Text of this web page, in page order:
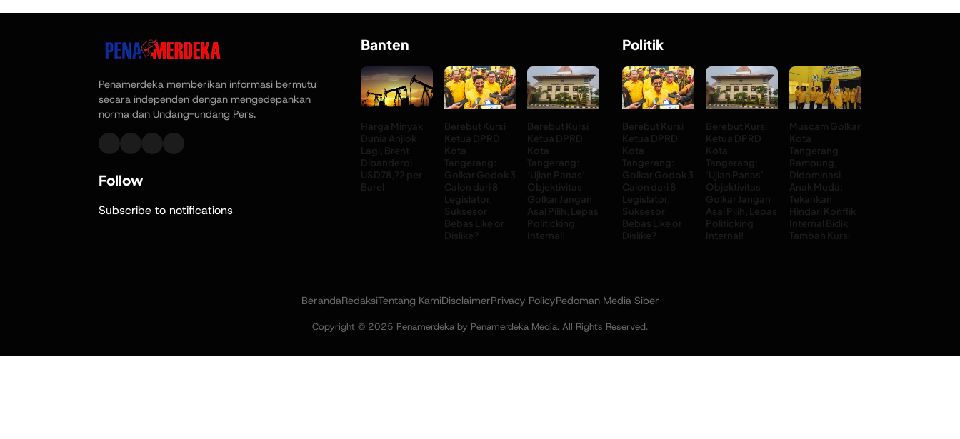
Penamerdeka memberikan informasi bermutu
secara independen dengan mengedepankan
norma dan Undang-undang Pers.
Follow
Subscribe to notifications
Banten
Harga Minyak
Dunia Anjlok
Lagi, Brent
Dibanderol
USD78,72 per
Barel
Berebut Kursi
Ketua DPRD
Kota
Tangerang:
Golkar Godok 3
Calon dari 8
Legislator,
Suksesor
Bebas Like or
Dislike?
Berebut Kursi
Ketua DPRD
Kota
Tangerang:
‘Ujian Panas’
Objektivitas
Golkar Jangan
Asal Pilih, Lepas
Politicking
Internal!
Politik
Berebut Kursi
Ketua DPRD
Kota
Tangerang:
Golkar Godok 3
Calon dari 8
Legislator,
Suksesor
Bebas Like or
Dislike?
Berebut Kursi
Ketua DPRD
Kota
Tangerang:
‘Ujian Panas’
Objektivitas
Golkar Jangan
Asal Pilih, Lepas
Politicking
Internal!
Muscam Golkar
Kota
Tangerang
Rampung,
Didominasi
Anak Muda:
Tekankan
Hindari Konflik
Internal Bidik
Tambah Kursi
BerandaRedaksiTentang KamiDisclaimerPrivacy PolicyPedoman Media Siber
Copyright © 2025 Penamerdeka by Penamerdeka Media. All Rights Reserved.